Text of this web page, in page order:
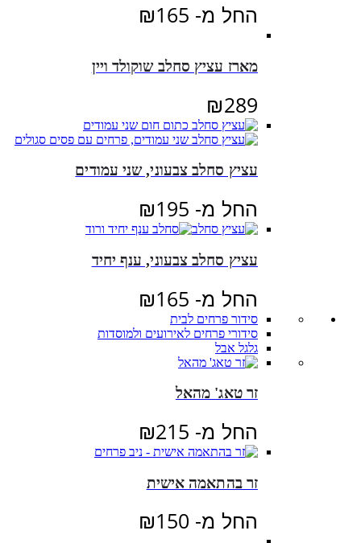
החל מ- ₪165
מארז עציץ סחלב שוקולד ויין
₪289
עציץ סחלב צבעוני, שני עמודים
החל מ- ₪195
עציץ סחלב צבעוני, ענף יחיד
החל מ- ₪165
סידור פרחים לבית
סידורי פרחים לאירועים ולמוסדות
גלגל אבל
זר טאג' מהאל
החל מ- ₪215
זר בהתאמה אישית
החל מ- ₪150